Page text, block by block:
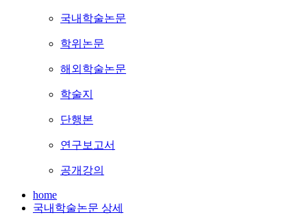
국내학술논문
학위논문
해외학술논문
학술지
단행본
연구보고서
공개강의
home
국내학술논문 상세